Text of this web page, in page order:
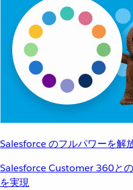
Salesforce のフルパワーを解
Salesforce Customer 360と
を実現